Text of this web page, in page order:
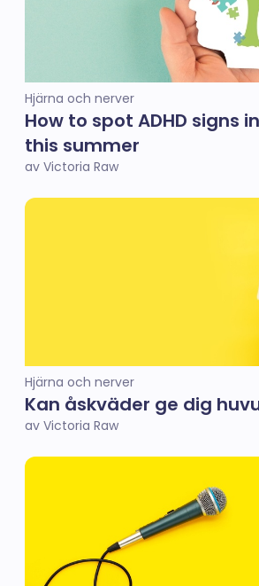
Hjärna och nerver
How to spot ADHD signs
this summer
av Victoria Raw
Hjärna och nerver
Kan åskväder ge dig
av Victoria Raw